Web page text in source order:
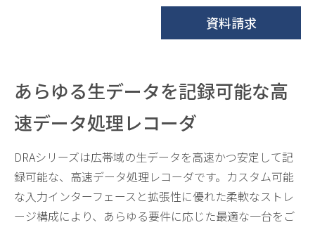
資料請求
あらゆる生データを記録可能な高
速データ処理レコーダ
DRAシリーズは広帯域の生データを高速かつ安定して記
録可能な、高速データ処理レコーダです。カスタム可能
な入力インターフェースと拡張性に優れた柔軟なストレ
ージ構成により、あらゆる要件に応じた最適な一台をご